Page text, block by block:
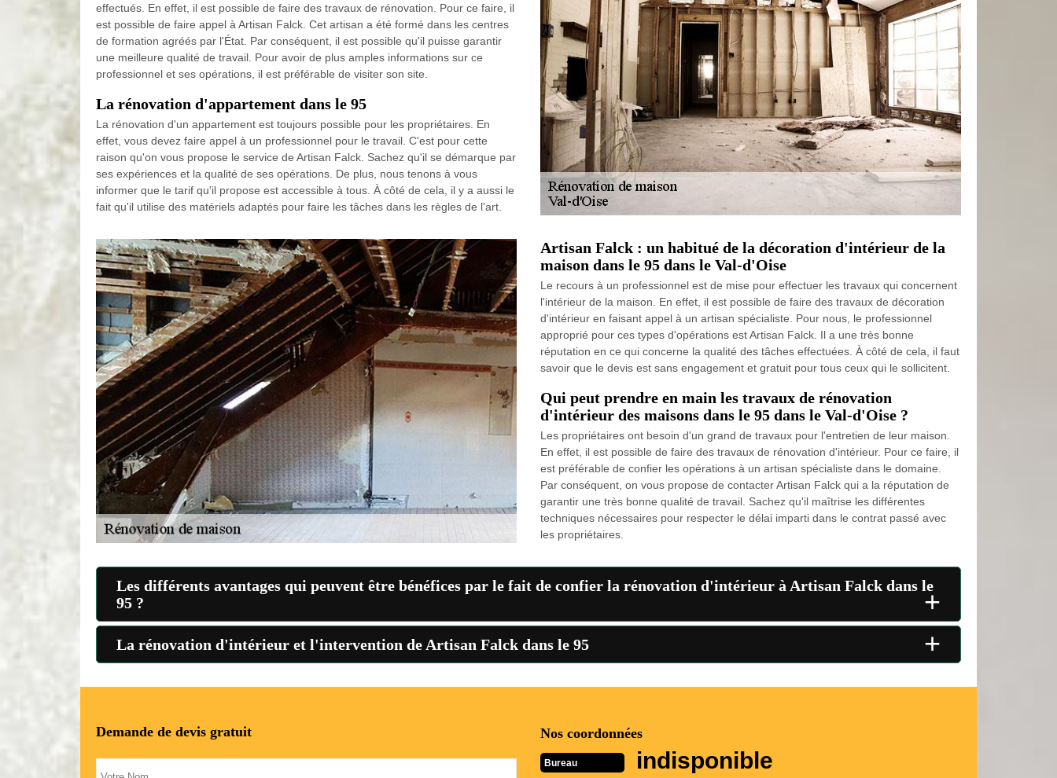
effectués. En effet, il est possible de faire des travaux de rénovation. Pour ce faire, il
est possible de faire appel à Artisan Falck. Cet artisan a été formé dans les centres
de formation agréés par l'État. Par conséquent, il est possible qu'il puisse garantir
une meilleure qualité de travail. Pour avoir de plus amples informations sur ce
professionnel et ses opérations, il est préférable de visiter son site.
La rénovation d'appartement dans le 95
La rénovation d'un appartement est toujours possible pour les propriétaires. En
effet, vous devez faire appel à un professionnel pour le travail. C'est pour cette
raison qu'on vous propose le service de Artisan Falck. Sachez qu'il se démarque par
ses expériences et la qualité de ses opérations. De plus, nous tenons à vous
informer que le tarif qu'il propose est accessible à tous. À côté de cela, il y a aussi le
fait qu'il utilise des matériels adaptés pour faire les tâches dans les règles de l'art.
Artisan Falck : un habitué de la décoration d'intérieur de la
maison dans le 95 dans le Val-d'Oise
Le recours à un professionnel est de mise pour effectuer les travaux qui concernent
l'intérieur de la maison. En effet, il est possible de faire des travaux de décoration
d'intérieur en faisant appel à un artisan spécialiste. Pour nous, le professionnel
approprié pour ces types d'opérations est Artisan Falck. Il a une très bonne
réputation en ce qui concerne la qualité des tâches effectuées. À côté de cela, il faut
savoir que le devis est sans engagement et gratuit pour tous ceux qui le sollicitent.
Qui peut prendre en main les travaux de rénovation
d'intérieur des maisons dans le 95 dans le Val-d'Oise ?
Les propriétaires ont besoin d'un grand de travaux pour l'entretien de leur maison.
En effet, il est possible de faire des travaux de rénovation d'intérieur. Pour ce faire, il
est préférable de confier les opérations à un artisan spécialiste dans le domaine.
Par conséquent, on vous propose de contacter Artisan Falck qui a la réputation de
garantir une très bonne qualité de travail. Sachez qu'il maîtrise les différentes
techniques nécessaires pour respecter le délai imparti dans le contrat passé avec
les propriétaires.
Les différents avantages qui peuvent être bénéfices par le fait de confier la rénovation d'intérieur à Artisan Falck dans le
95 ?
+
La rénovation d'intérieur et l'intervention de Artisan Falck dans le 95 +
Demande de devis gratuit Nos coordonnées
Bureau indisponible